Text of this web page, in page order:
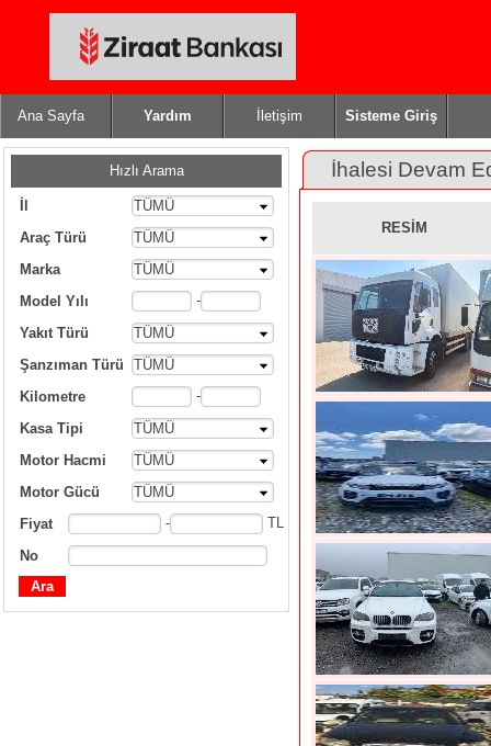
Ana Sayfa Yardım İletişim Sisteme Giriş
Hızlı Arama
TÜMÜ
Araç Türü
TÜMÜ
Marka
TÜMÜ
Model Yılı
-
Yakıt Türü
TÜMÜ
Şanzıman Türü
TÜMÜ
Kilometre
-
Kasa Tipi
TÜMÜ
Motor Hacmi
TÜMÜ
Motor Gücü
TÜMÜ
Fiyat
- TL
No
İhalesi Devam
RESİM